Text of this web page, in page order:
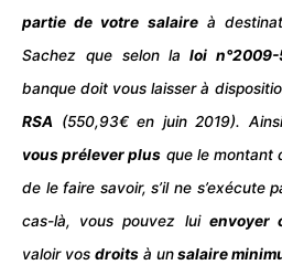
partie de votre salaireà
Sachez que selon la loi n°2009-
banque doit vous laisser à
RSA (550,93€ en juin 2019).
vous prélever plus que le montant
de le faire savoir, s’il ne s’exécute
cas-là, vous pouvez lui envoyer
valoir vos droits à unsalaire